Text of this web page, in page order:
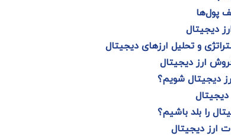
پول‌ها
دیجیتال
و تحلیل ارزهای دیجیتال
ارز دیجیتال
ارز دیجیتال شویم؟
دیجیتال
را بلد باشیم؟
ارز دیجیتال